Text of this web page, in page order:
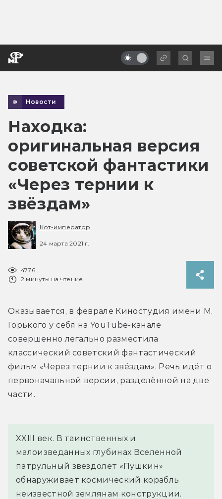
Новости
Находка:
оригинальная версия
советской фантастики
«Через тернии к
звёздам»
Кот-император
24 марта 2021 г.
4776
2 минуты на чтение
Оказывается, в феврале Киностудия имени М.
Горького у себя на YouTube-канале
совершенно легально разместила
классический советский фантастический
фильм «Через тернии к звёздам». Речь идёт о
первоначальной версии, разделённой на две
части.
XXIII век. В таинственных и
малоизведанных глубинах Вселенной
патрульный звездолет «Пушкин»
обнаруживает космический корабль
неизвестной землянам конструкции.